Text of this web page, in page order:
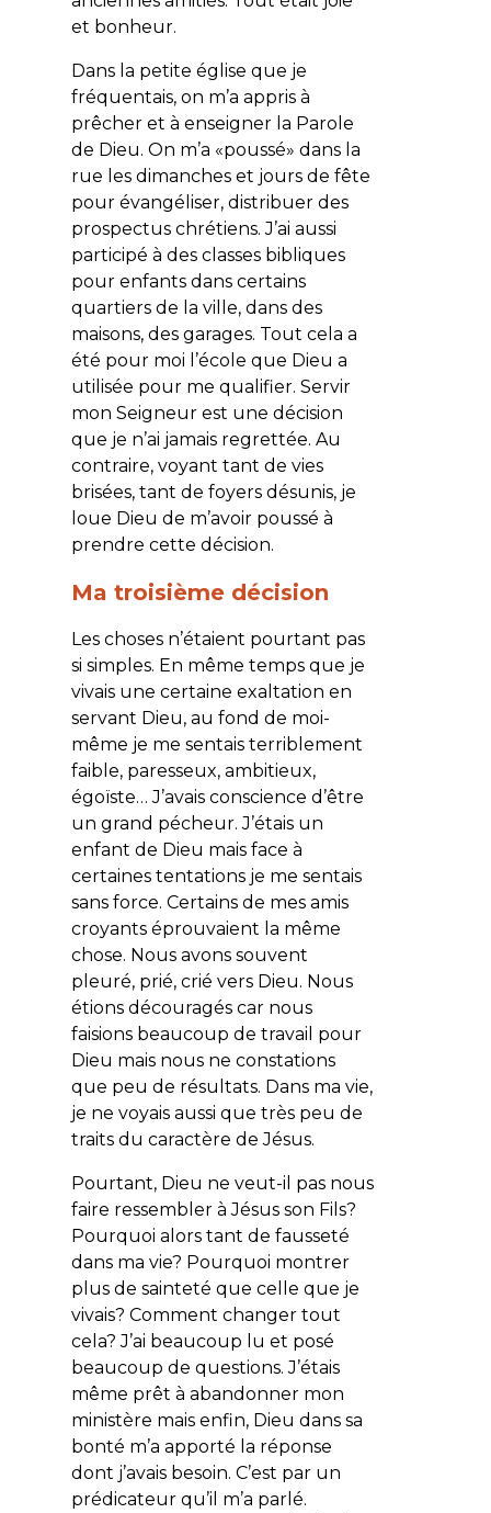
et bonheur.
Dans la petite église que je
fréquentais, on m’a appris à
prêcher et à enseigner la Parole
de Dieu. On m’a «poussé» dans la
rue les dimanches et jours de fête
pour évangéliser, distribuer des
prospectus chrétiens. J’ai aussi
participé à des classes bibliques
pour enfants dans certains
quartiers de la ville, dans des
maisons, des garages. Tout cela a
été pour moi l’école que Dieu a
utilisée pour me qualifier. Servir
mon Seigneur est une décision
que je n’ai jamais regrettée. Au
contraire, voyant tant de vies
brisées, tant de foyers désunis, je
loue Dieu de m’avoir poussé à
prendre cette décision.
Ma troisième décision
Les choses n’étaient pourtant pas
si simples. En même temps que je
vivais une certaine exaltation en
servant Dieu, au fond de moi-
même je me sentais terriblement
faible, paresseux, ambitieux,
égoïste… J’avais conscience d’être
un grand pécheur. J’étais un
enfant de Dieu mais face à
certaines tentations je me sentais
sans force. Certains de mes amis
croyants éprouvaient la même
chose. Nous avons souvent
pleuré, prié, crié vers Dieu. Nous
étions découragés car nous
faisions beaucoup de travail pour
Dieu mais nous ne constations
que peu de résultats. Dans ma vie,
je ne voyais aussi que très peu de
traits du caractère de Jésus.
Pourtant, Dieu ne veut-il pas nous
faire ressembler à Jésus son Fils?
Pourquoi alors tant de fausseté
dans ma vie? Pourquoi montrer
plus de sainteté que celle que je
vivais? Comment changer tout
cela? J’ai beaucoup lu et posé
beaucoup de questions. J’étais
même prêt à abandonner mon
ministère mais enfin, Dieu dans sa
bonté m’a apporté la réponse
dont j’avais besoin. C’est par un
prédicateur qu’il m’a parlé.